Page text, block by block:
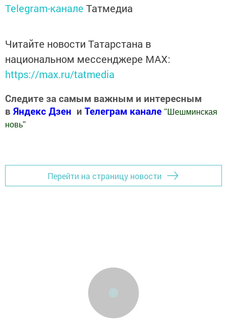
Telegram-канале Татмедиа
Читайте новости Татарстана в
национальном мессенджере MАХ:
https://max.ru/tatmedia
Следите за самым важным и интересным
в Яндекс Дзен и Телеграм канале " Шешминская
новь"
Перейти на страницу новости